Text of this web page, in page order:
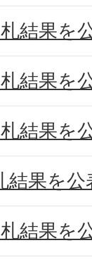
結果を
結果を
結果を
結果を公
結果を